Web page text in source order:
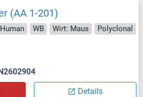
(AA 1-201)
WB Wirt: Maus
Polyclonal
Details